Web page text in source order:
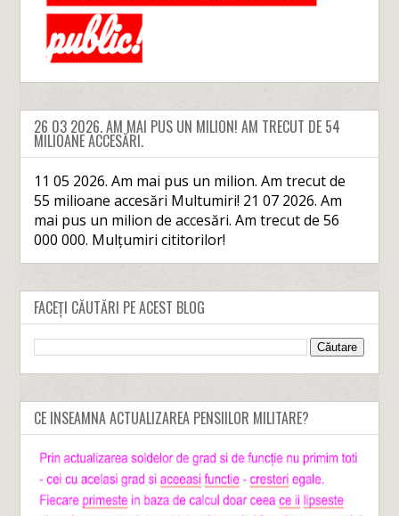
26 03 2026. AM MAI PUS UN MILION! AM TRECUT DE 54
MILIOANE ACCESĂRI.
11 05 2026. Am mai pus un milion. Am trecut de
55 milioane accesări Multumiri! 21 07 2026. Am
mai pus un milion de accesări. Am trecut de 56
000 000. Mulțumiri cititorilor!
FACEȚI CĂUTĂRI PE ACEST BLOG
CE INSEAMNA ACTUALIZAREA PENSIILOR MILITARE?